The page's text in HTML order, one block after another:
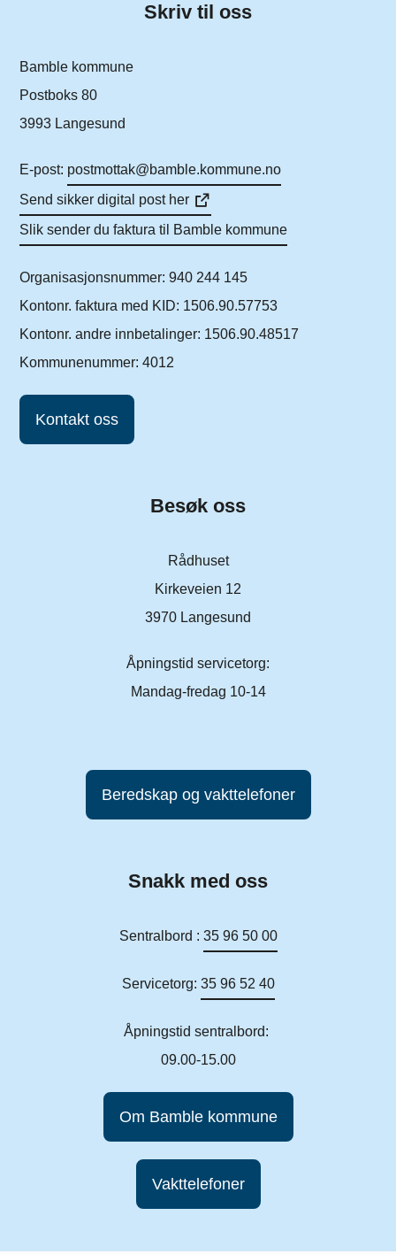
Skriv til oss
Bamble kommune
Postboks 80
3993 Langesund
E-post: postmottak@bamble.kommune.no
Send sikker digital post her
Slik sender du faktura til Bamble kommune
Organisasjonsnummer: 940 244 145
Kontonr. faktura med KID: 1506.90.57753
Kontonr. andre innbetalinger: 1506.90.48517
Kommunenummer: 4012
Kontakt oss
Besøk oss
Rådhuset
Kirkeveien 12
3970 Langesund
Åpningstid servicetorg:
Mandag-fredag 10-14
Beredskap og vakttelefoner
Snakk med oss
Sentralbord : 35 96 50 00
Servicetorg: 35 96 52 40
Åpningstid sentralbord:
09.00-15.00
Om Bamble kommune
Vakttelefoner